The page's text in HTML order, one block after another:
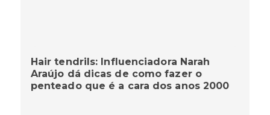
Hair tendrils: Influenciadora Narah
Araújo dá dicas de como fazer o
penteado que é a cara dos anos 2000